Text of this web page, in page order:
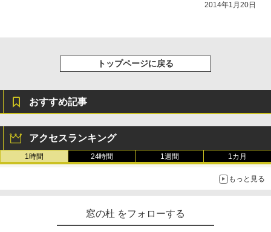
2014年1月20日
トップページに戻る
おすすめ記事
アクセスランキング
1時間 24時間 1週間 1カ月
もっと見る
窓の杜 をフォローする